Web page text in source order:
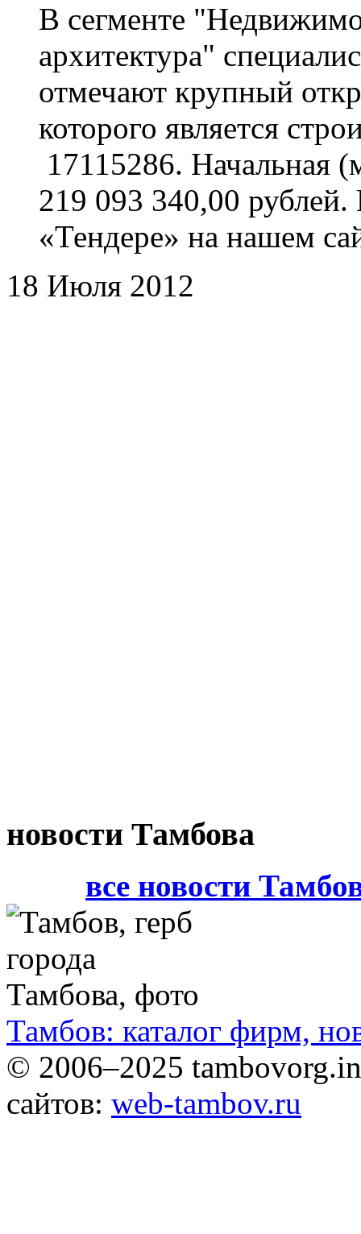
В сегменте
архитектура"
отмечают крупный
которого является
17115286. Начальная
219 093 340,00 рублей.
«Тендере» на нашем
18 Июля 2012
новости Тамбова
все новости
Тамбов: каталог фирм,
© 2006–2025
сайтов: web-tambov.ru